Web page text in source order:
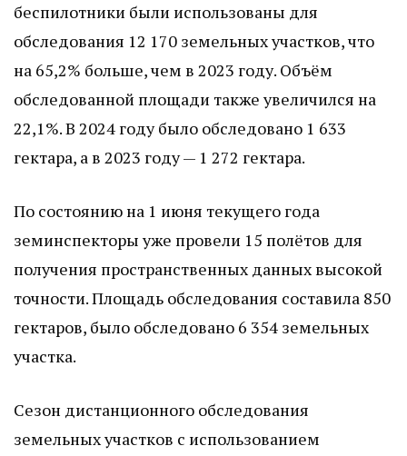
беспилотники были использованы для
обследования 12 170 земельных участков, что
на 65,2% больше, чем в 2023 году. Объём
обследованной площади также увеличился на
22,1%. В 2024 году было обследовано 1 633
гектара, а в 2023 году — 1 272 гектара.
По состоянию на 1 июня текущего года
земинспекторы уже провели 15 полётов для
получения пространственных данных высокой
точности. Площадь обследования составила 850
гектаров, было обследовано 6 354 земельных
участка.
Сезон дистанционного обследования
земельных участков с использованием